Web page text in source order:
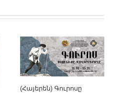
(Հայերեն) Գուրոսը